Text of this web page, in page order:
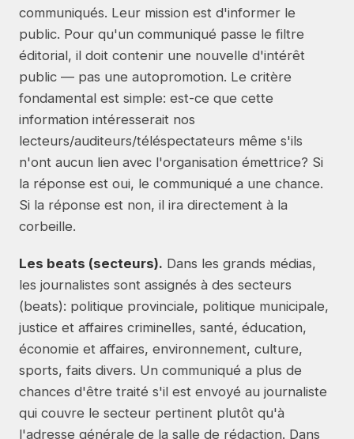
communiqués. Leur mission est d'informer le
public. Pour qu'un communiqué passe le filtre
éditorial, il doit contenir une nouvelle d'intérêt
public — pas une autopromotion. Le critère
fondamental est simple: est-ce que cette
information intéresserait nos
lecteurs/auditeurs/téléspectateurs même s'ils
n'ont aucun lien avec l'organisation émettrice? Si
la réponse est oui, le communiqué a une chance.
Si la réponse est non, il ira directement à la
corbeille.
Les beats (secteurs). Dans les grands médias,
les journalistes sont assignés à des secteurs
(beats): politique provinciale, politique municipale,
justice et affaires criminelles, santé, éducation,
économie et affaires, environnement, culture,
sports, faits divers. Un communiqué a plus de
chances d'être traité s'il est envoyé au journaliste
qui couvre le secteur pertinent plutôt qu'à
l'adresse générale de la salle de rédaction. Dans